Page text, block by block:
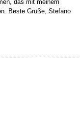
das mit meinem
Beste Grüße, Stefano